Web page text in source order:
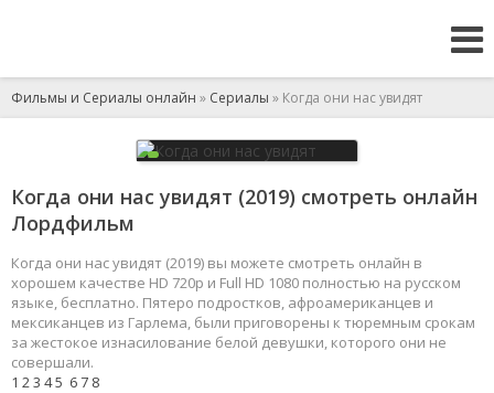
Фильмы и Сериалы онлайн » Сериалы » Когда они нас увидят
Когда они нас увидят (2019) смотреть онлайн
Лордфильм
Когда они нас увидят (2019) вы можете смотреть онлайн в
хорошем качестве HD 720p и Full HD 1080 полностью на русском
языке, бесплатно. Пятеро подростков, афроамериканцев и
мексиканцев из Гарлема, были приговорены к тюремным срокам
за жестокое изнасилование белой девушки, которого они не
совершали.
1 23 45 67 8